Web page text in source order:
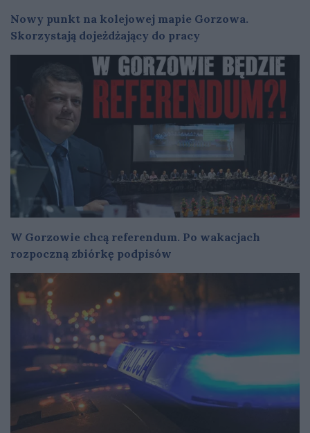
Nowy punkt na kolejowej mapie Gorzowa.
Skorzystają dojeżdżający do pracy
W Gorzowie chcą referendum. Po wakacjach
rozpoczną zbiórkę podpisów